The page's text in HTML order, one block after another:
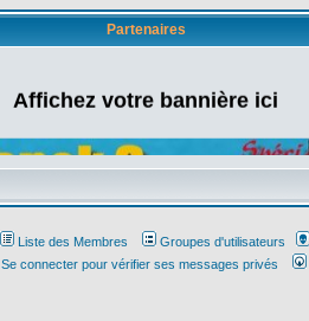
Partenaires
Affichez votre bannière ici
Liste des Membres Groupes d'utilisateurs
Se connecter pour vérifier ses messages privés